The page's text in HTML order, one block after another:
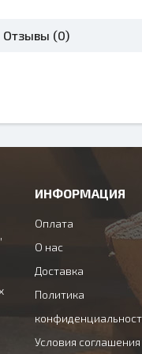
Отзывы (0)
ИНФОРМАЦИЯ
Оплата
О нас
Доставка
Политика
Условия соглашения